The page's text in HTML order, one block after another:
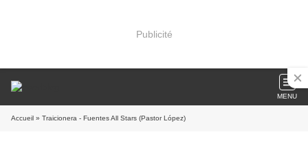
Publicité
MENU
Accueil » Traicionera - Fuentes All Stars (Pastor López)